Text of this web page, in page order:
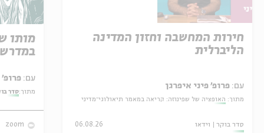
חירות המחשבה וחזון המדינה
הליברלית
עם: פרופ' פיני איפרגן
מתוך: האופציה של שפינוזה: קריאה במאמר תיאולוגי־מדיני
סדר בוקר וידאו 06.08.26
מותו
עם: פרופ' אביגדור שנאן
מתוך:סדר
zoom